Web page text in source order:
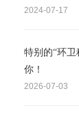
2024-07-17
特别的“环卫
你！
2026-07-03